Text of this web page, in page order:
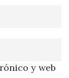
y web